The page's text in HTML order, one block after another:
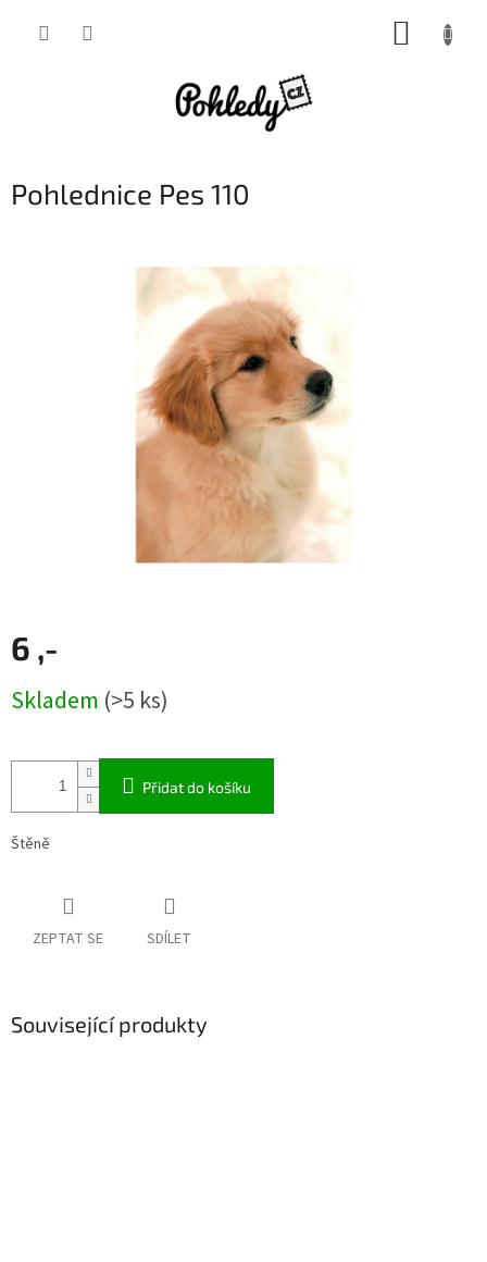
Pohlednice Pes 110
6 ,-
cena:
Skladem (>5 ks)
Přidat do košíku
Štěně
ZEPTAT SE SDÍLET
Související produkty